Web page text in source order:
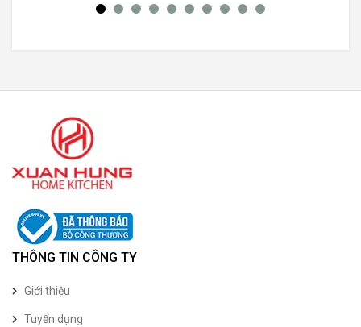
THÔNG TIN CÔNG TY
Giới thiệu
Tuyển dụng